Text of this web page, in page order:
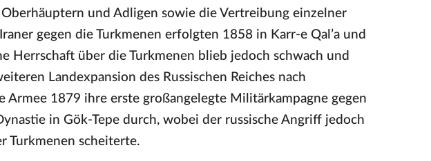
und Adligen sowie die Vertreibung einzelner
gegen die Turkmenen erfolgten 1858 in Karr-e Qal’a und
Herrschaft über die Turkmenen blieb jedoch schwach und
Landexpansion des Russischen Reiches nach
Armee 1879 ihre erste großangelegte Militärkampagne gegen
in Gök-Tepe durch, wobei der russische Angriff jedoch
Turkmenen scheiterte.